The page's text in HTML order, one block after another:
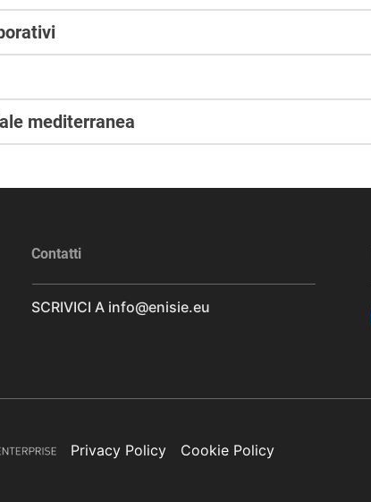
mediterranea
Contatti
SCRIVICI A info@enisie.eu
Privacy Policy Cookie Policy